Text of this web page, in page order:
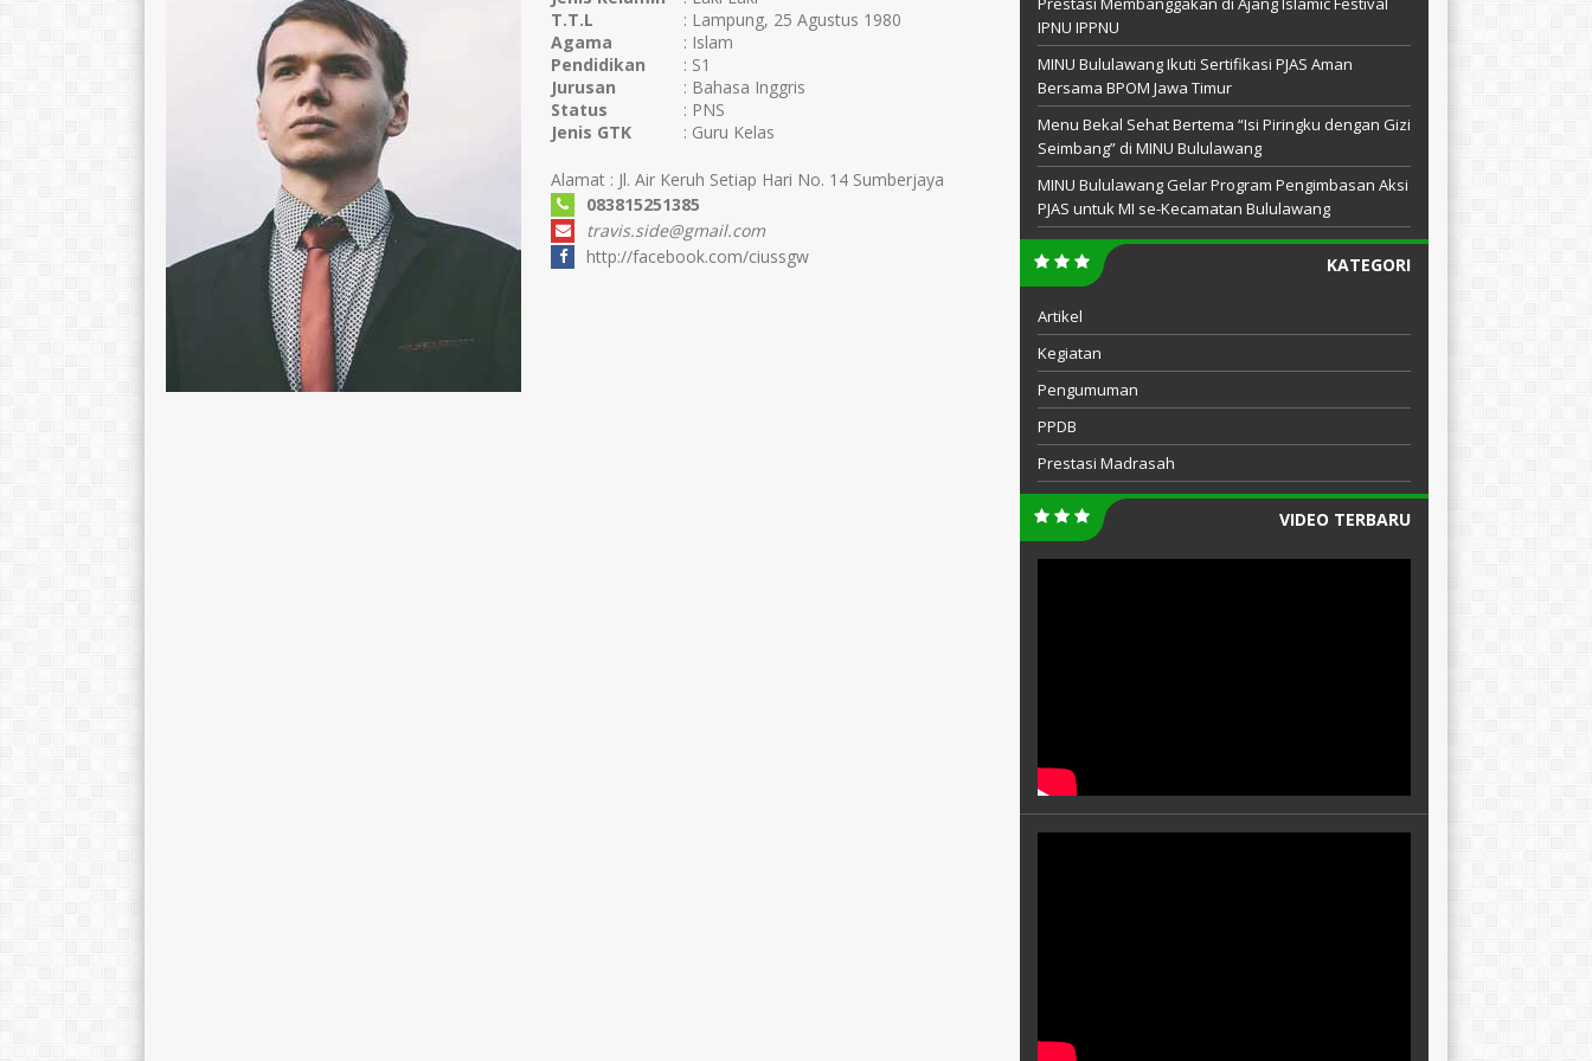
T.T.L
: Lampung, 25 Agustus 1980
Agama
: Islam
Pendidikan
: S1
Jurusan
: Bahasa Inggris
Status
: PNS
Jenis GTK
: Guru Kelas
Alamat : Jl. Air Keruh Setiap Hari No. 14 Sumberjaya
083815251385
travis.side@gmail.com
http://facebook.com/ciussgw
IPNU IPPNU
MINU Bululawang Ikuti Sertifikasi PJAS Aman
Bersama BPOM Jawa Timur
Menu Bekal Sehat Bertema “Isi Piringku dengan Gizi
Seimbang” di MINU Bululawang
MINU Bululawang Gelar Program Pengimbasan Aksi
PJAS untuk MI se-Kecamatan Bululawang
KATEGORI
Artikel
Kegiatan
Pengumuman
PPDB
Prestasi Madrasah
VIDEO TERBARU